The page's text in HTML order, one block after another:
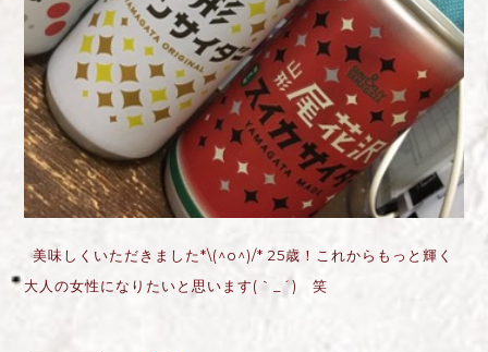
美味しくいただきました*\(^o^)/* 25歳！これからもっと輝く
大人の女性になりたいと思います(｀_´)ゞ笑